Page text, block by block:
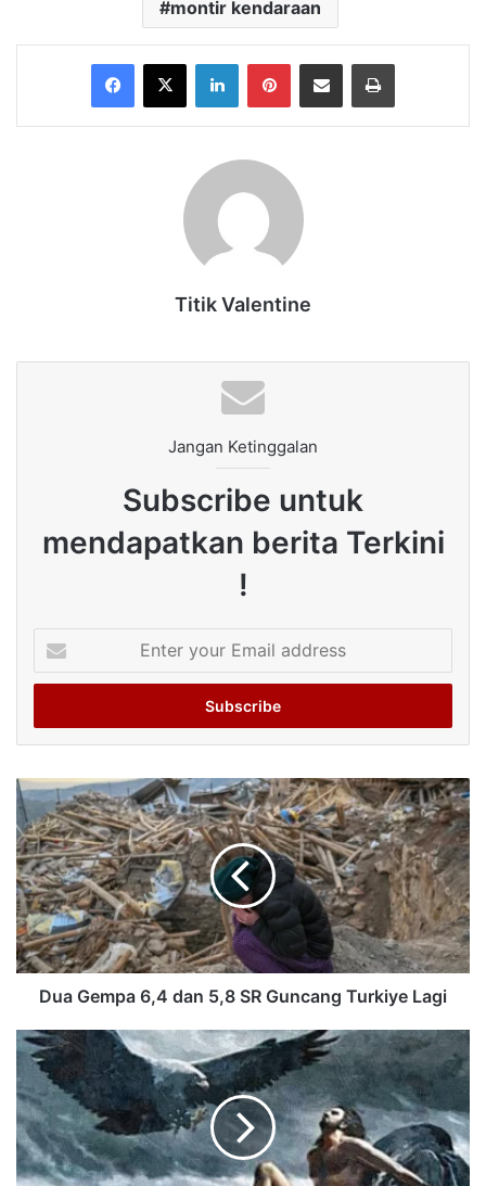
montir kendaraan
Facebook
X LinkedInPinterestShare via Email Print
Titik Valentine
Jangan Ketinggalan
Subscribe untuk
mendapatkan berita Terkini
!
your
Email
Dua Gempa 6,4 dan 5,8 SR Guncang Turkiye Lagi